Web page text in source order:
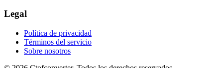
Legal
Política de privacidad
Términos del servicio
Sobre nosotros